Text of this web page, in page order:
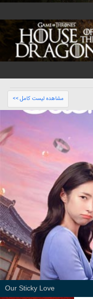
مشاهده لیست کامل >>
Our Sticky Love